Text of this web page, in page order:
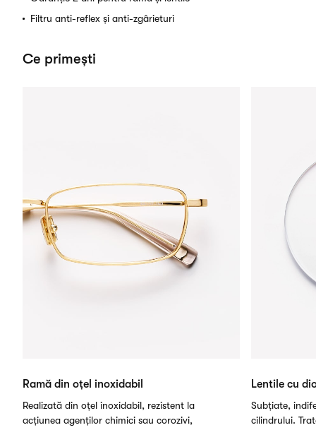
Filtru anti-reflex și anti-zgârieturi
Ce primești
Ramă din oțel inoxidabil
Realizată din oțel inoxidabil, rezistent la
acțiunea agenților chimici sau corozivi,
Lentile cu
Subțiate,
cilindrului.